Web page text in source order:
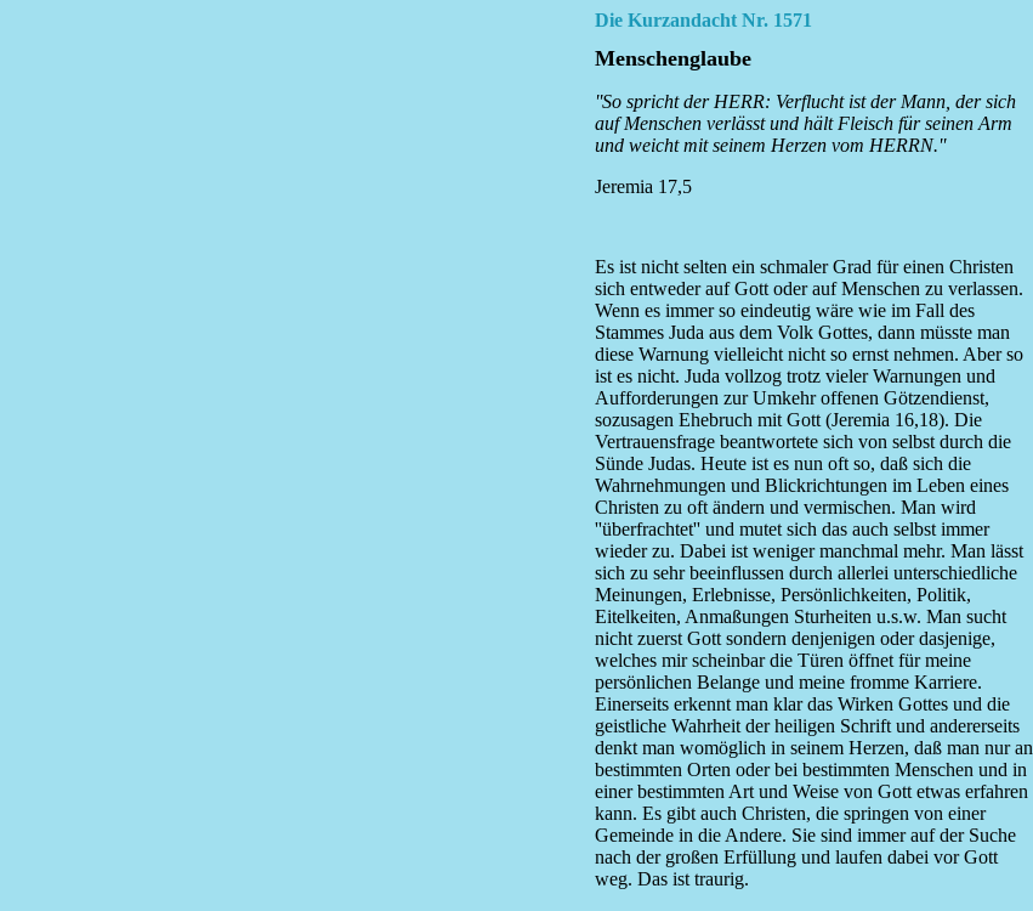
Die Kurzandacht Nr. 1571
Menschenglaube
''So spricht der HERR: Verflucht ist der Mann, der sich
auf Menschen verlässt und hält Fleisch für seinen Arm
und weicht mit seinem Herzen vom HERRN.''
Jeremia 17,5
Es ist nicht selten ein schmaler Grad für einen Christen
sich entweder auf Gott oder auf Menschen zu verlassen.
Wenn es immer so eindeutig wäre wie im Fall des
Stammes Juda aus dem Volk Gottes, dann müsste man
diese Warnung vielleicht nicht so ernst nehmen. Aber so
ist es nicht. Juda vollzog trotz vieler Warnungen und
Aufforderungen zur Umkehr offenen Götzendienst,
sozusagen Ehebruch mit Gott (Jeremia 16,18). Die
Vertrauensfrage beantwortete sich von selbst durch die
Sünde Judas. Heute ist es nun oft so, daß sich die
Wahrnehmungen und Blickrichtungen im Leben eines
Christen zu oft ändern und vermischen. Man wird
''überfrachtet'' und mutet sich das auch selbst immer
wieder zu. Dabei ist weniger manchmal mehr. Man lässt
sich zu sehr beeinflussen durch allerlei unterschiedliche
Meinungen, Erlebnisse, Persönlichkeiten, Politik,
Eitelkeiten, Anmaßungen Sturheiten u.s.w. Man sucht
nicht zuerst Gott sondern denjenigen oder dasjenige,
welches mir scheinbar die Türen öffnet für meine
persönlichen Belange und meine fromme Karriere.
Einerseits erkennt man klar das Wirken Gottes und die
geistliche Wahrheit der heiligen Schrift und andererseits
denkt man womöglich in seinem Herzen, daß man nur an
bestimmten Orten oder bei bestimmten Menschen und in
einer bestimmten Art und Weise von Gott etwas erfahren
kann. Es gibt auch Christen, die springen von einer
Gemeinde in die Andere. Sie sind immer auf der Suche
nach der großen Erfüllung und laufen dabei vor Gott
weg. Das ist traurig.